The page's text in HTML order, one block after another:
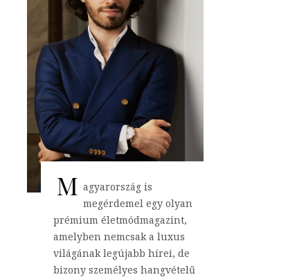
M agyarország is
megérdemel egy olyan
prémium életmódmagazint,
amelyben nemcsak a luxus
világának legújabb hírei, de
bizony személyes hangvételű